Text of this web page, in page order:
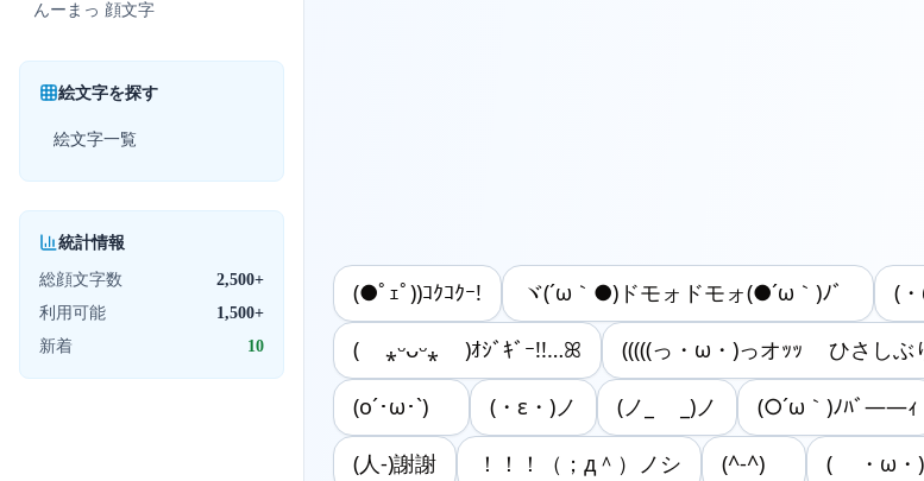
んーまっ 顔文字
絵文字を探す
絵文字一覧
統計情報
総顔文字数
2,500+
利用可能
1,500+
新着
10
(●ﾟｪﾟ))ｺｸｺｸｰ! ヾ(´ω｀●)ドモォドモォ(●´ω｀)ﾉ゛ (
( ⁎ᵕᴗᵕ⁎ )ｵｼﾞｷﾞｰ!!…ꕤ (((((っ・ω・)っオｯｯ ひさしぶ
(o´･ω･`)ゞ (・ε・)ノ (ノ_ _)ノ (○´ω｀)ﾉﾊﾞ――ｨ
(人-)謝謝 ！！！（；д＾）ノシ (^-^)ゞ ( ・ω